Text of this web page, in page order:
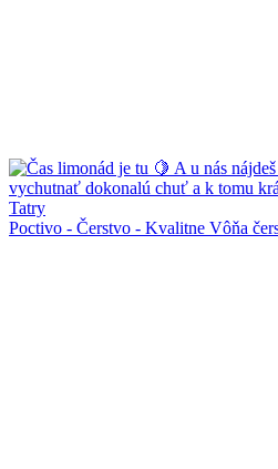
Poctivo - Čerstvo - Kvalitne Vôňa